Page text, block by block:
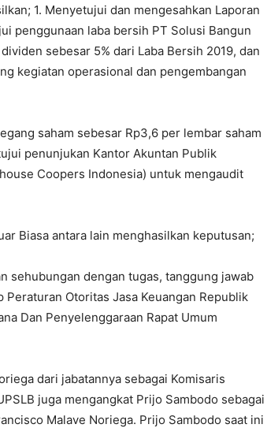
1. Menyetujui dan mengesahkan Laporan
penggunaan laba bersih PT Solusi Bangun
sebesar 5% dari Laba Bersih 2019, dan
kegiatan operasional dan pengembangan
saham sebesar Rp3,6 per lembar saham
penunjukan Kantor Akuntan Publik
Coopers Indonesia) untuk mengaudit
Biasa antara lain menghasilkan keputusan;
sehubungan dengan tugas, tanggung jawab
Otoritas Jasa Keuangan Republik
Dan Penyelenggaraan Rapat Umum
dari jabatannya sebagai Komisaris
juga mengangkat Prijo Sambodo sebagai
Malave Noriega. Prijo Sambodo saat ini